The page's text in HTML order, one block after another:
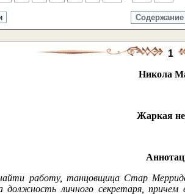
Содержание
1
Никола
Жаркая
работу, танцовщица Стар
должность личного секретаря, причем